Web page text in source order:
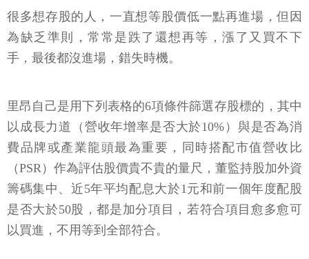
很多想存股的人，一直想等股價低一點再進場，但因
為缺乏準則，常常是跌了還想再等，漲了又買不下
手，最後都沒進場，錯失時機。
里昂自己是用下列表格的6項條件篩選存股標的，其中
以成長力道（營收年增率是否大於10%）與是否為消
費品牌或產業龍頭最為重要，同時搭配市值營收比
（PSR）作為評估股價貴不貴的量尺，董監持股加外資
籌碼集中、近5年平均配息大於1元和前一個年度配股
是否大於50股，都是加分項目，若符合項目愈多愈可
以買進，不用等到全部符合。